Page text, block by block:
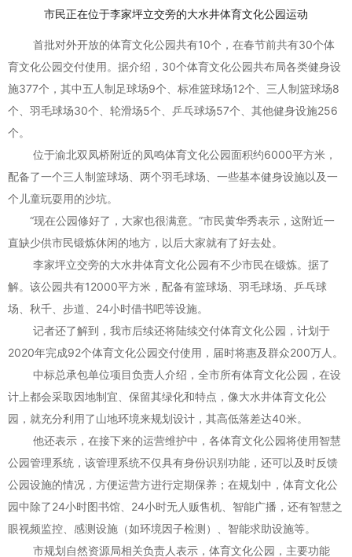
市民正在位于李家坪立交旁的大水井体育文化公园运动
首批对外开放的体育文化公园共有10个，在春节前共有30个体
育文化公园交付使用。据介绍，30个体育文化公园共布局各类健身设
施377个，其中五人制足球场9个、标准篮球场12个、三人制篮球场8
个、羽毛球场30个、轮滑场5个、乒乓球场57个、其他健身设施256
个。
位于渝北双凤桥附近的凤鸣体育文化公园面积约6000平方米，
配备了一个三人制篮球场、两个羽毛球场、一些基本健身设施以及一
个儿童玩耍用的沙坑。
“现在公园修好了，大家也很满意。”市民黄华秀表示，这附近一
直缺少供市民锻炼休闲的地方，以后大家就有了好去处。
李家坪立交旁的大水井体育文化公园有不少市民在锻炼。据了
解。该公园共有12000平方米，配备有篮球场、羽毛球场、乒乓球
场、秋千、步道、24小时借书吧等设施。
记者还了解到，我市后续还将陆续交付体育文化公园，计划于
2020年完成92个体育文化公园交付使用，届时将惠及群众200万人。
中标总承包单位项目负责人介绍，全市所有体育文化公园，在设
计上都会采取因地制宜、保留其绿化和特点，像大水井体育文化公
园，就充分利用了山地环境来规划设计，其高低落差达40米。
他还表示，在接下来的运营维护中，各体育文化公园将使用智慧
公园管理系统，该管理系统不仅具有身份识别功能，还可以及时反馈
公园设施的情况，方便运营方进行定期保养；在规划中，体育文化公
园中除了24小时图书馆、24小时无人贩售机、智能广播，还有智慧之
眼视频监控、感测设施（如环境因子检测）、智能求助设施等。
市规划自然资源局相关负责人表示，体育文化公园，主要功能